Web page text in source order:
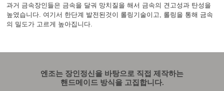
과거 금속장인들은 금속을 달궈 망치질을 해서 금속의 견고성과 탄성을
높였습니다. 여기서 한단계 발전된것이 롤링기술이고, 롤링을 통해 금속
의 밀도가 고르게 높아집니다.
엔조는 장인정신을 바탕으로 직접 제작하는
핸드메이드 방식을 고집합니다.